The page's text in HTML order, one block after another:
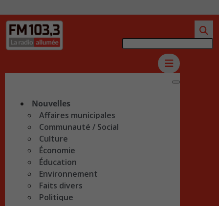
Nouvelles
Affaires municipales
Communauté / Social
Culture
Économie
Éducation
Environnement
Faits divers
Politique